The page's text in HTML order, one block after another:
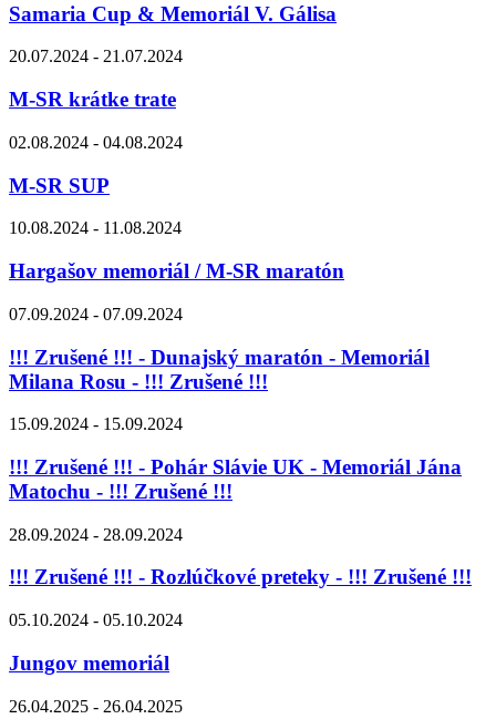
Samaria Cup & Memoriál V. Gálisa
20.07.2024 - 21.07.2024
M-SR krátke trate
02.08.2024 - 04.08.2024
M-SR SUP
10.08.2024 - 11.08.2024
Hargašov memoriál / M-SR maratón
07.09.2024 - 07.09.2024
!!! Zrušené !!! - Dunajský maratón - Memoriál
Milana Rosu - !!! Zrušené !!!
15.09.2024 - 15.09.2024
!!! Zrušené !!! - Pohár Slávie UK - Memoriál Jána
Matochu - !!! Zrušené !!!
28.09.2024 - 28.09.2024
!!! Zrušené !!! - Rozlúčkové preteky - !!! Zrušené !!!
05.10.2024 - 05.10.2024
Jungov memoriál
26.04.2025 - 26.04.2025